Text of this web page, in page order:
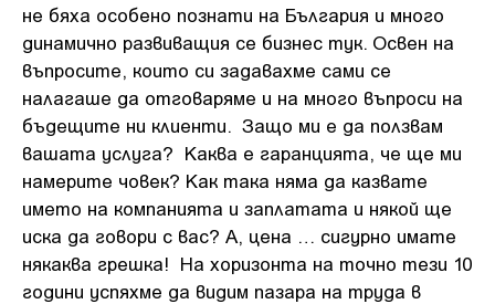
не бяха особено познати на България и много
динамично развиващия се бизнес тук. Освен на
въпросите, които си задавахме сами се
налагаше да отговаряме и на много въпроси на
бъдещите ни клиенти. Защо ми е да ползвам
вашата услуга? Каква е гаранцията, че ще ми
намерите човек? Как така няма да казвате
името на компанията и заплатата и някой ще
иска да говори с вас? А, цена … сигурно имате
някаква грешка! На хоризонта на точно тези 10
години успяхме да видим пазара на труда в